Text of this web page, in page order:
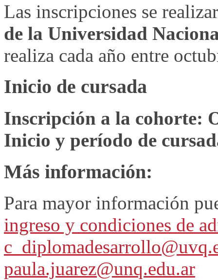
Las inscripciones se
de la Universidad
realiza cada año entre
Inicio de cursada
Inscripción a la cohorte:
Inicio y período de
Más información:
Para mayor información
ingreso y condiciones de
paula.juarez@unq.edu.ar